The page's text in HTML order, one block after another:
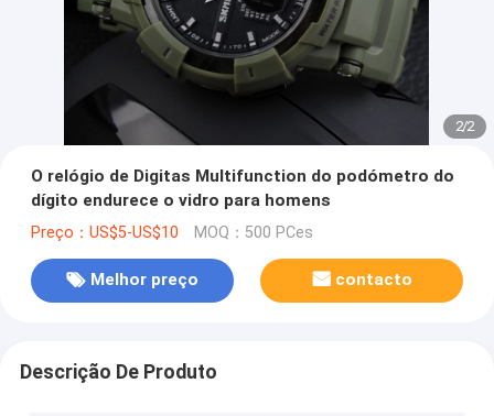
2/2
O relógio de Digitas Multifunction do podómetro do
dígito endurece o vidro para homens
Preço：US$5-US$10 MOQ：500 PCes
Melhor preço contacto
Descrição De Produto